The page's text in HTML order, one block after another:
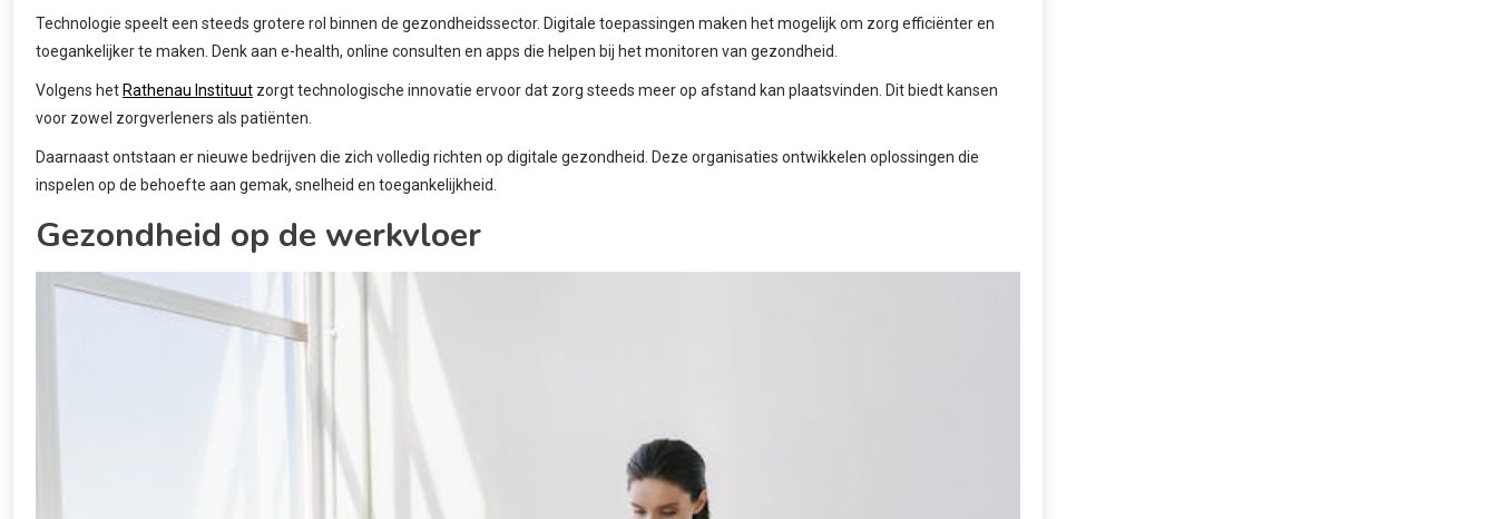
Technologie speelt een steeds grotere rol binnen de gezondheidssector. Digitale toepassingen maken het mogelijk om zorg efficiënter en
toegankelijker te maken. Denk aan e-health, online consulten en apps die helpen bij het monitoren van gezondheid.
Volgens het Rathenau Instituut zorgt technologische innovatie ervoor dat zorg steeds meer op afstand kan plaatsvinden. Dit biedt kansen
voor zowel zorgverleners als patiënten.
Daarnaast ontstaan er nieuwe bedrijven die zich volledig richten op digitale gezondheid. Deze organisaties ontwikkelen oplossingen die
inspelen op de behoefte aan gemak, snelheid en toegankelijkheid.
Gezondheid op de werkvloer